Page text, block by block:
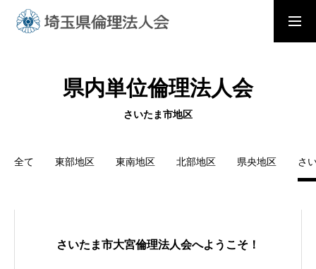
モーニングセミナー
県内単位倫理法人会
さいたま市地区
全て 東部地区 東南地区 北部地区 県央地区 さ
さいたま市大宮倫理法人会へようこそ！